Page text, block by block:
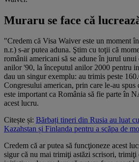
Muraru se face că
"Credem că Visa Waiver este un moment
n.r.) s-ar putea aduna. Ştim cu toţii că
românii americani să se adune în jurul
anilor '90, la începutul anilor 2000 pentru
dau un singur exemplu: au trimis peste
Congresului american, prin care le-au spus
este important ca România să fie parte în
acest lucru.
Citește și: Bărbați tineri din Rusia au luat
Kazahstan și Finlanda pentru a scăpa de
Credem că ar putea să funcţioneze acest
sigur că nu mai trimiţi astăzi scrisori,